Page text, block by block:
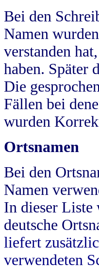
Bei den
Namen
verstanden
haben. Später
Die
Fällen bei
wurden
Ortsnamen
Bei den
Namen
In dieser Liste
deutsche
liefert
verwendeten